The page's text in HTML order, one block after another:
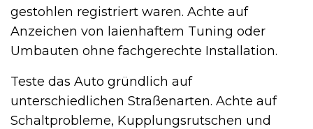
gestohlen registriert waren. Achte auf
Anzeichen von laienhaftem Tuning oder
Umbauten ohne fachgerechte Installation.
Teste das Auto gründlich auf
unterschiedlichen Straßenarten. Achte auf
Schaltprobleme, Kupplungsrutschen und